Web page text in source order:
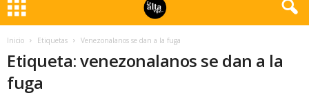
Inicio Etiquetas Venezonalanos se dan a la fuga
Etiqueta: venezonalanos se dan a la
fuga